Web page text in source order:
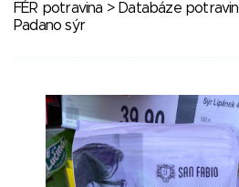
FÉR potravina > Databáze potravin
Padano sýr